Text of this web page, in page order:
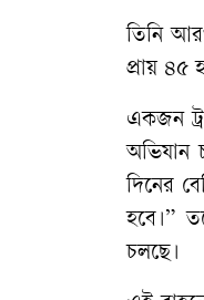
তিনি
প্রায় ৪৫
একজন
অভিযান
দিনের
হবে।”
চলছে।